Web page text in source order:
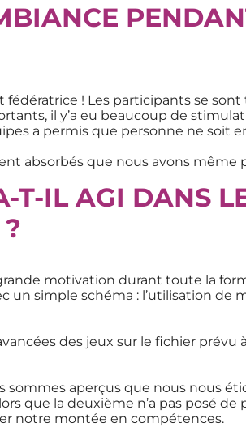
fédératrice ! Les participants se
il y’a eu beaucoup de
a permis que personne ne soit
absorbés que nous avons même
T-IL AGI DANS
motivation durant toute la
un simple schéma : l’utilisation de
des jeux sur le fichier
sommes aperçus que nous nous
que la deuxième n’a pas posé
notre montée en compétences.